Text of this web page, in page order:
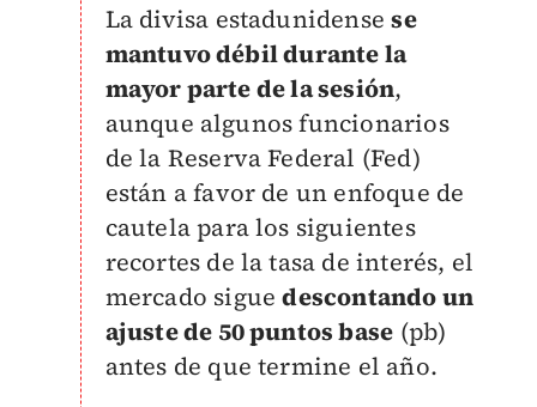
La divisa estadunidensese
mantuvo débil durante la
mayor parte de la sesión,
aunque algunos funcionarios
de la Reserva Federal (Fed)
están a favor de un enfoque de
cautela para los siguientes
recortes de la tasa de interés, el
mercado siguedescontando un
ajuste de 50 puntos base (pb)
antes de que termine el año.